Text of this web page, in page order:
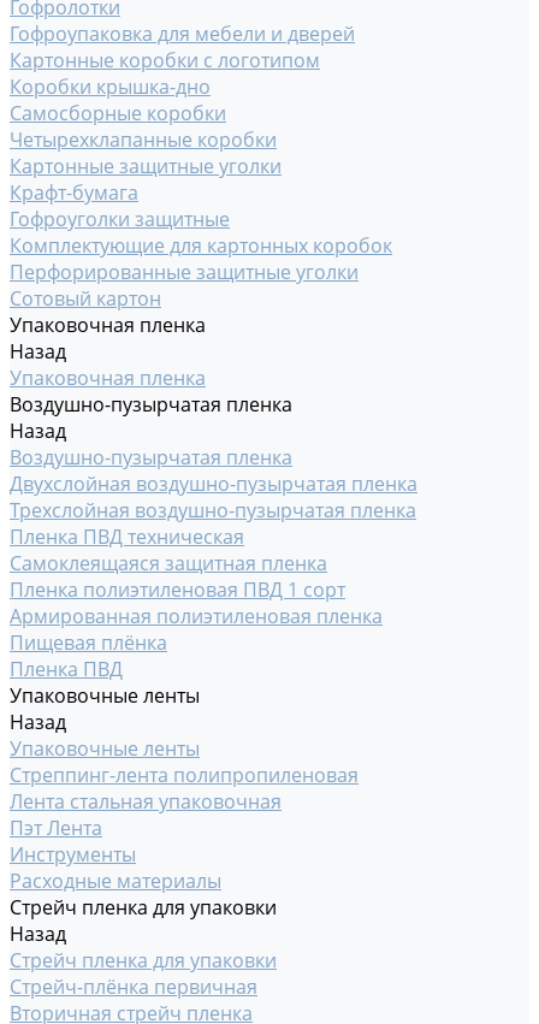
Гофролотки
Гофроупаковка для мебели и дверей
Картонные коробки с логотипом
Коробки крышка-дно
Самосборные коробки
Четырехклапанные коробки
Картонные защитные уголки
Крафт-бумага
Гофроуголки защитные
Комплектующие для картонных коробок
Перфорированные защитные уголки
Сотовый картон
Упаковочная пленка
Назад
Упаковочная пленка
Воздушно-пузырчатая пленка
Назад
Воздушно-пузырчатая пленка
Двухслойная воздушно-пузырчатая пленка
Трехслойная воздушно-пузырчатая пленка
Пленка ПВД техническая
Самоклеящаяся защитная пленка
Пленка полиэтиленовая ПВД 1 сорт
Армированная полиэтиленовая пленка
Пищевая плёнка
Пленка ПВД
Упаковочные ленты
Назад
Упаковочные ленты
Стреппинг-лента полипропиленовая
Лента стальная упаковочная
Пэт Лента
Инструменты
Расходные материалы
Стрейч пленка для упаковки
Назад
Стрейч пленка для упаковки
Стрейч-плёнка первичная
Вторичная стрейч пленка